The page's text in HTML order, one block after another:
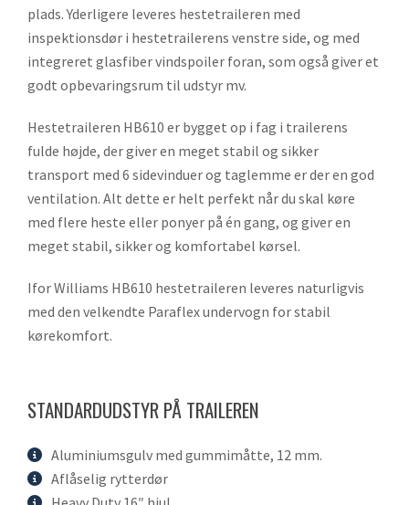
plads. Yderligere leveres hestetraileren med
inspektionsdør i hestetrailerens venstre side, og med
integreret glasfiber vindspoiler foran, som også giver et
godt opbevaringsrum til udstyr mv.
Hestetraileren HB610 er bygget op i fag i trailerens
fulde højde, der giver en meget stabil og sikker
transport med 6 sidevinduer og taglemme er der en god
ventilation. Alt dette er helt perfekt når du skal køre
med flere heste eller ponyer på én gang, og giver en
meget stabil, sikker og komfortabel kørsel.
Ifor Williams HB610 hestetraileren leveres naturligvis
med den velkendte Paraflex undervogn for stabil
kørekomfort.
STANDARDUDSTYR PÅ TRAILEREN
Aluminiumsgulv med gummimåtte, 12 mm.
Aflåselig rytterdør